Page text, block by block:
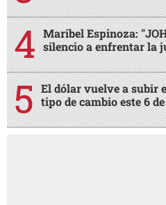
Maribel Espinoza:
silencio a enfrentar la
El dólar vuelve a subir
tipo de cambio este 6